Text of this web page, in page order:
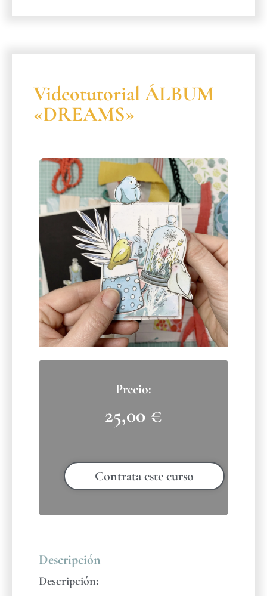
Videotutorial ÁLBUM
«DREAMS»
25,00 €
Contrata este curso
Descripción
Descripción: